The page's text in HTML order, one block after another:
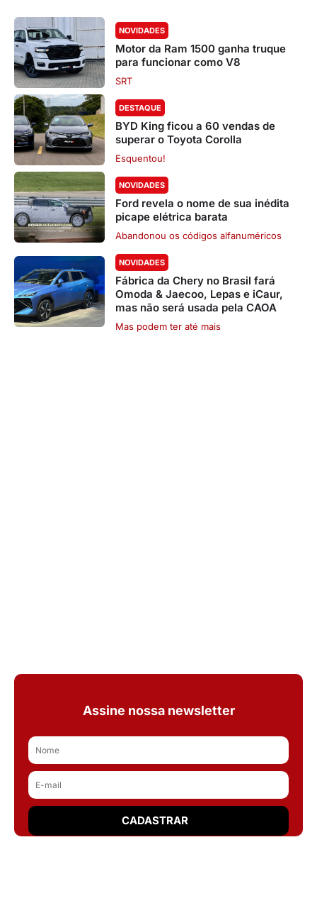
NOVIDADES
Motor da Ram 1500 ganha truque
para funcionar como V8
SRT
DESTAQUE
BYD King ficou a 60 vendas de
superar o Toyota Corolla
Esquentou!
NOVIDADES
Ford revela o nome de sua inédita
picape elétrica barata
Abandonou os códigos alfanuméricos
NOVIDADES
Fábrica da Chery no Brasil fará
Omoda & Jaecoo, Lepas e iCaur,
mas não será usada pela CAOA
Mas podem ter até mais
Assine nossa newsletter